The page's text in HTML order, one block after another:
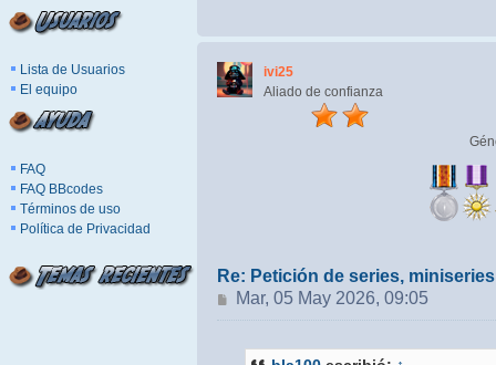
Lista de Usuarios
El equipo
FAQ
FAQ BBcodes
Términos de uso
Política de Privacidad
ivi25
Aliado de confianza
Re: Petición de series,
Mensaje
Mar, 05 May 2026, 09:05